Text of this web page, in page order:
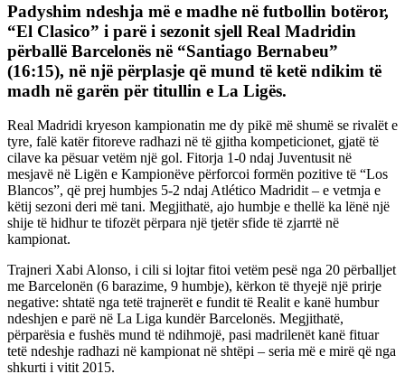
Padyshim ndeshja më e madhe në futbollin botëror,
“El Clasico” i parë i sezonit sjell Real Madridin
përballë Barcelonës në “Santiago Bernabeu”
(16:15), në një përplasje që mund të ketë ndikim të
madh në garën për titullin e La Ligës.
Real Madridi kryeson kampionatin me dy pikë më shumë se rivalët e
tyre, falë katër fitoreve radhazi në të gjitha kompeticionet, gjatë të
cilave ka pësuar vetëm një gol. Fitorja 1-0 ndaj Juventusit në
mesjavë në Ligën e Kampionëve përforcoi formën pozitive të “Los
Blancos”, që prej humbjes 5-2 ndaj Atlético Madridit – e vetmja e
këtij sezoni deri më tani. Megjithatë, ajo humbje e thellë ka lënë një
shije të hidhur te tifozët përpara një tjetër sfide të zjarrtë në
kampionat.
Trajneri Xabi Alonso, i cili si lojtar fitoi vetëm pesë nga 20 përballjet
me Barcelonën (6 barazime, 9 humbje), kërkon të thyejë një prirje
negative: shtatë nga tetë trajnerët e fundit të Realit e kanë humbur
ndeshjen e parë në La Liga kundër Barcelonës. Megjithatë,
përparësia e fushës mund të ndihmojë, pasi madrilenët kanë fituar
tetë ndeshje radhazi në kampionat në shtëpi – seria më e mirë që nga
shkurti i vitit 2015.